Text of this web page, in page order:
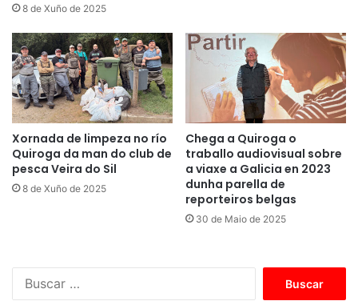
8 de Xuño de 2025
Xornada de limpeza no río
Quiroga da man do club de
pesca Veira do Sil
8 de Xuño de 2025
Chega a Quiroga o
traballo audiovisual sobre
a viaxe a Galicia en 2023
dunha parella de
reporteiros belgas
30 de Maio de 2025